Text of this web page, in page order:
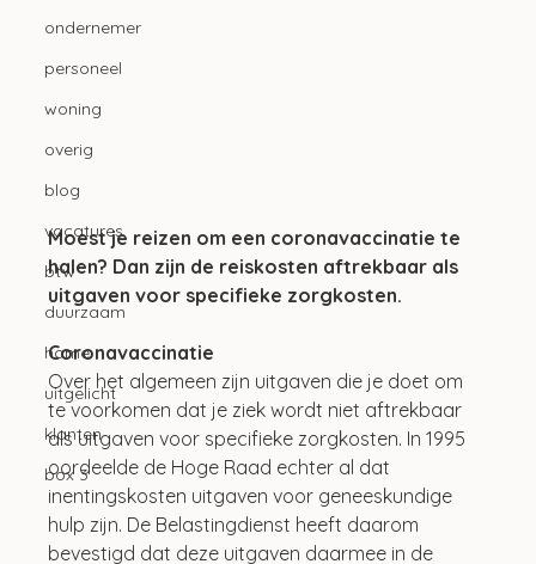
ondernemer
personeel
woning
overig
blog
vacatures
btw
duurzaam
home
uitgelicht
klanten
box 3
Moest je reizen om een coronavaccinatie te
halen? Dan zijn de reiskosten aftrekbaar als
uitgaven voor specifieke zorgkosten.
Coronavaccinatie
Over het algemeen zijn uitgaven die je doet om
te voorkomen dat je ziek wordt niet aftrekbaar
als uitgaven voor specifieke zorgkosten. In 1995
oordeelde de Hoge Raad echter al dat
inentingskosten uitgaven voor geneeskundige
hulp zijn. De Belastingdienst heeft daarom
bevestigd dat deze uitgaven daarmee in de